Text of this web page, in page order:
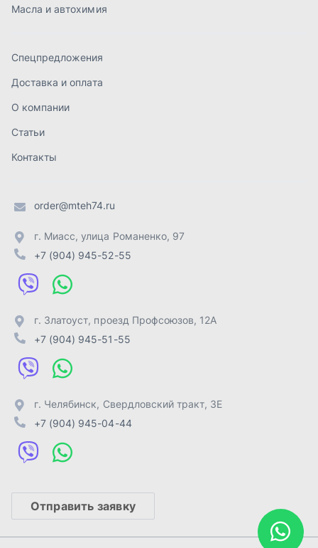
order@mteh74.ru
+7 (904) 945-52-55
г. Златоуст
г. Челябинск
+7 (904) 945-04-44
Отправить заявку
ИП Лахтачёв О.В.
Разработка -